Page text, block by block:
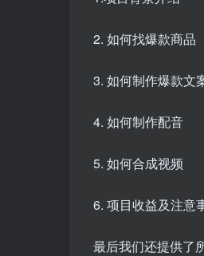
2. 如何找爆款商品
3. 如何制作爆款文
4. 如何制作配音
5. 如何合成视频
6. 项目收益及注意
最后我们还提供了